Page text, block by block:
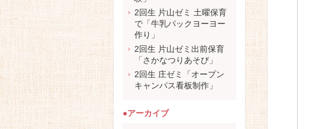
2回生 片山ゼミ 土曜保育
で「牛乳パックヨーヨー
作り」
2回生 片山ゼミ出前保育
「さかなつりあそび」
2回生 庄ゼミ「オープン
キャンパス看板制作」
●アーカイブ